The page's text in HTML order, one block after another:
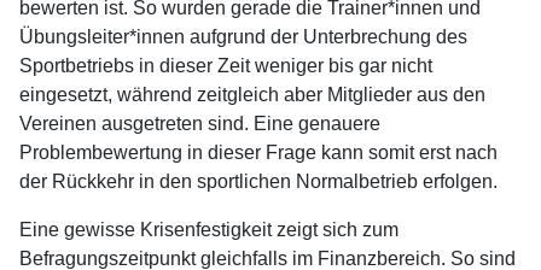
bewerten ist. So wurden gerade die Trainer*innen und
Übungsleiter*innen aufgrund der Unterbrechung des
Sportbetriebs in dieser Zeit weniger bis gar nicht
eingesetzt, während zeitgleich aber Mitglieder aus den
Vereinen ausgetreten sind. Eine genauere
Problembewertung in dieser Frage kann somit erst nach
der Rückkehr in den sportlichen Normalbetrieb erfolgen.
Eine gewisse Krisenfestigkeit zeigt sich zum
Befragungszeitpunkt gleichfalls im Finanzbereich. So sind